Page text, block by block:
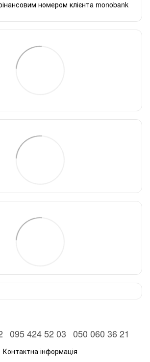
номером клієнта monobank
095 424 52 03 050 060 36 21
Контактна інформація